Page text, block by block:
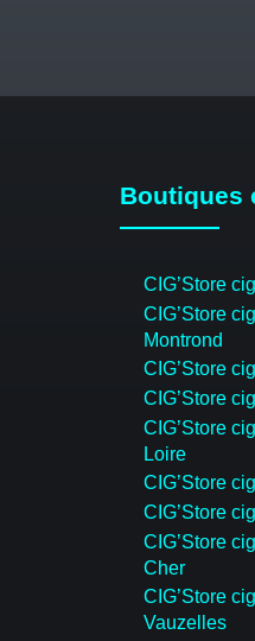
Boutiques
CIG’Store
CIG’Store
Montrond
CIG’Store
CIG’Store
CIG’Store
Loire
CIG’Store
CIG’Store
CIG’Store
Cher
CIG’Store
Vauzelles